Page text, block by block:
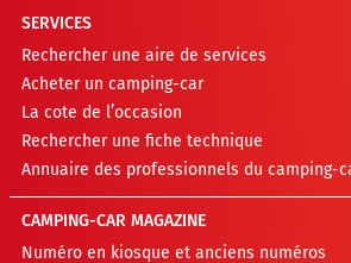
SERVICES
Rechercher une aire de services
Acheter un camping-car
La cote de l’occasion
Rechercher une fiche technique
Annuaire des professionnels du camping-
CAMPING-CAR MAGAZINE
Numéro en kiosque et anciens numéros